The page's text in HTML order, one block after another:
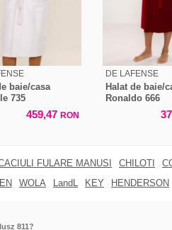
baie/casa
735
459,47 RON
DE LAFENSE
Halat de baie/
Ronaldo 666
FULARE MANUSI CHILOTI
WOLA LandL KEY HENDERSON
811?